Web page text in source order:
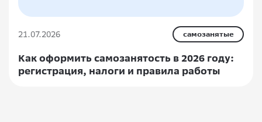
21.07.2026 самозанятые
Как оформить самозанятость в 2026 году:
регистрация, налоги и правила работы